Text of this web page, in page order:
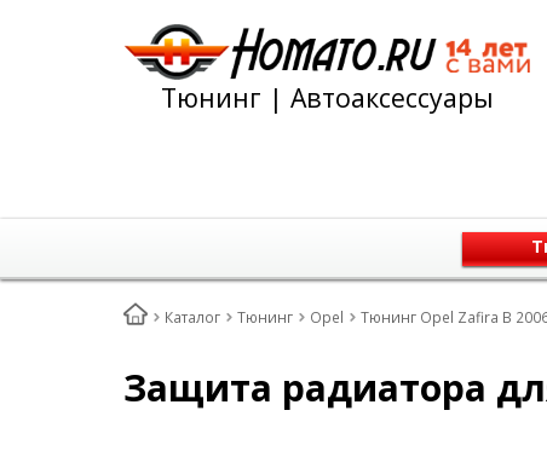
Тюнинг | Автоаксессуары
Каталог Тюнинг Opel Тюнинг Opel Zafira B
Защита радиатора